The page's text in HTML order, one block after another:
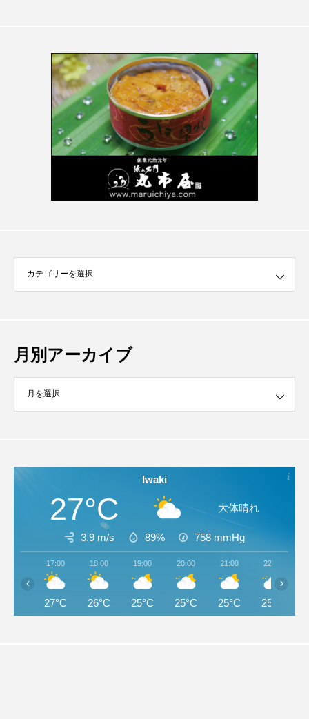
月別アーカイブ
ブ
Iwaki
27°C 大体晴れ
3.9 m/s 89% 758 mmHg
17:00
27°C
18:00
26°C
19:00
25°C
20:00
25°C
21:00
25°C
22:00
25°C
‹ ›